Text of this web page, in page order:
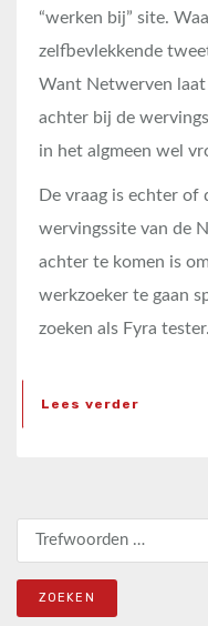
“werken bij” site.
zelfbevlekkende
Want Netwerven laat
achter bij de
in het algmeen wel
De vraag is echter of
wervingssite van de
achter te komen is
werkzoeker te gaan
zoeken als Fyra
Lees verder